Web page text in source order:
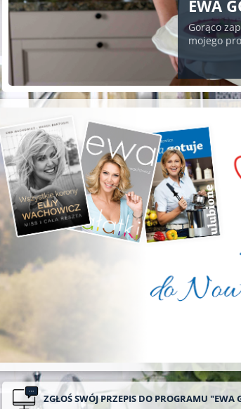
EWA
Gorąco
mojego
ZGŁOŚ SWÓJ PRZEPIS DO PROGRAMU "EWA